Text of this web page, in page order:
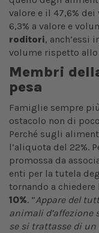
valore e il 47,6%
6,3% a valore e
roditori, anch’essi
volume rispetto allo
Membri
pesa
Famiglie sempre
ostacolo non di
Perché sugli
l’aliquota del 22%.
promossa da
enti per la tutela
tornando a chiedere
10%. “Appare del
animali d’affezione
se si trattasse di un